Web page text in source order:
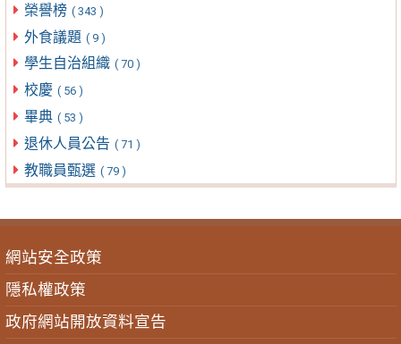
榮譽榜 ( 343 )
外食議題 ( 9 )
學生自治組織 ( 70 )
校慶 ( 56 )
畢典 ( 53 )
退休人員公告 ( 71 )
教職員甄選 ( 79 )
網站安全政策
隱私權政策
政府網站開放資料宣告